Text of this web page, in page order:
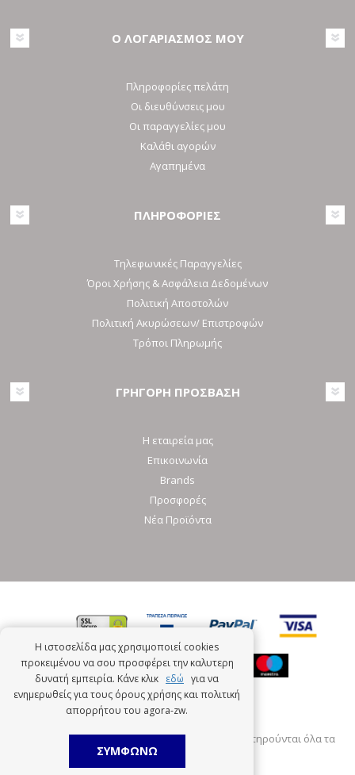
Ο ΛΟΓΑΡΙΑΣΜΟΣ ΜΟΥ
Πληροφορίες πελάτη
Οι διευθύνσεις μου
Οι παραγγελίες μου
Καλάθι αγορών
Αγαπημένα
ΠΛΗΡΟΦΟΡΙΕΣ
Τηλεφωνικές Παραγγελίες
Όροι Χρήσης & Ασφάλεια Δεδομένων
Πολιτική Αποστολών
Πολιτική Ακυρώσεων/ Επιστροφών
Τρόποι Πληρωμής
ΓΡΗΓΟΡΗ ΠΡΟΣΒΑΣΗ
Η εταιρεία μας
Επικοινωνία
Brands
Προσφορές
Νέα Προϊόντα
Πνευματική ιδιοκτησία © 2026 Agora-zw.Gr. Διατηρούνται όλα τα
πνευματικά δικαιώματα.
Developed byNopservices.com
Η ιστοσελίδα μας χρησιμοποιεί cookies
προκειμένου να σου προσφέρει την καλυτερη
δυνατή εμπειρία. Κάνε κλικ εδώ για να
ενημερωθείς για τους όρους χρήσης και πολιτική
απορρήτου του agora-zw.
ΣΥΜΦΩΝΩ